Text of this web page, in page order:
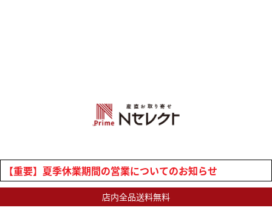
【重要】夏季休業期間の営業についてのお知らせ
店内全品送料無料